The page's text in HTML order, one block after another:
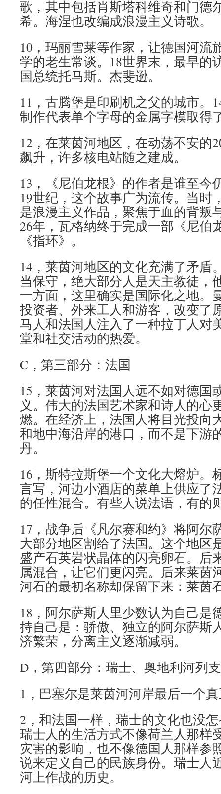
歌，其中包括肖斯塔科维奇和门德
希。海涅也改编成浪漫主义诗歌。
10，玛丽雪莱等作家，让德国河流
学的老生常谈。18世界末，最早的
国总统托马斯。杰斐逊。
11，古腾堡是印刷机之父的城市。
制作代表单个字母的金属字模取得
12，在莱茵河地区，在动荡不安的
飙升，许多核电站随之建成。
13，《尼伯龙根》的作者是谁至今
19世纪，这个故事广为流传。当时
是浪漫主义作品，聚焦于血的背叛
26年，瓦格纳终于完成一部《尼伯
《指环》。
14，莱茵河地区的文化充满了矛盾
当保守，绝大部分人是天主教徒，
一方面，这里确实是国际化之地。
投资者、外来工人和游客，改变了
马人和法国人注入了一种拉丁人对
堂和社交活动的热爱。
C，第三部分：法国
15，莱茵河对法国人远不如对德国
义。伟大的法国艺术家和诗人的心
燃。在经济上，法国人将目光投向
和地中海沿岸的港口，而不是下游
丹。
16，斯特拉斯堡一个文化大熔炉。
言写，河边小酒店的菜单上供应了
的任性混合。有些人说法语，有的
17，战争后《凡尔赛和约》将阿
大部分地区割给了法国。这个地区
盛产石英岩状晶体的闪亮卵石。后
属混合，让它们更闪亮。后来莱茵
河石的最初名称却保留下来：莱茵
18，阿尔萨斯人里少数认为自己是
持自己是：骄傲、独立的阿尔萨斯
济繁荣，分离主义逐渐减弱。
D，第四部分：瑞士、奥地利河列
1，巴塞尔是莱茵河河岸最后一个
2，和法国一样，瑞士的文化也没
瑞士人的生活方式不像荷兰人那样
灾害的影响，也不像德国人那样参
说来定义自己的民族身份。瑞士人
河上作战的历史。